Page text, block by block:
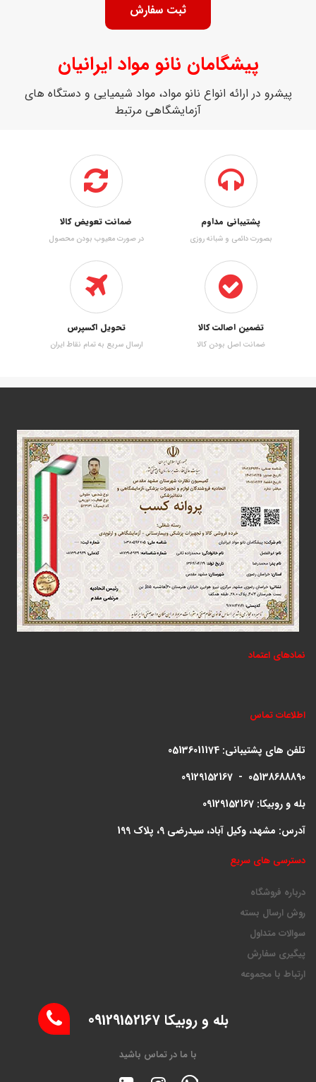
ثبت سفارش
پیشگامان نانو مواد ایرانیان
پیشرو در ارائه انواع نانو مواد، مواد شیمیایی و دستگاه های
آزمایشگاهی مرتبط
پشتیبانی مداوم
بصورت دائمی و شبانه روزی
ضمانت تعویض کالا
در صورت معیوب بودن محصول
تضمین اصالت کالا
ضمانت اصل بودن کالا
تحویل اکسپرس
ارسال سریع به تمام نقاط ایران
نمادهای اعتماد
اطلاعات تماس
تلفن های پشتیبانی: 05136011174
09129152167 - 05138688890
بله و روبیکا: 09129152167
آدرس: مشهد، وکیل آباد، سیدرضی 9، پلاک 199
دسترسی های سریع
درباره فروشگاه
روش ارسال بسته
سوالات متداول
پیگیری سفارش
ارتباط با مجموعه
بله و روبیکا 09129152167
با ما در تماس باشید